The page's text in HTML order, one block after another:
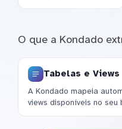
O que a Kondado
Tabelas e Views
A Kondado mapeia
views disponíveis no seu